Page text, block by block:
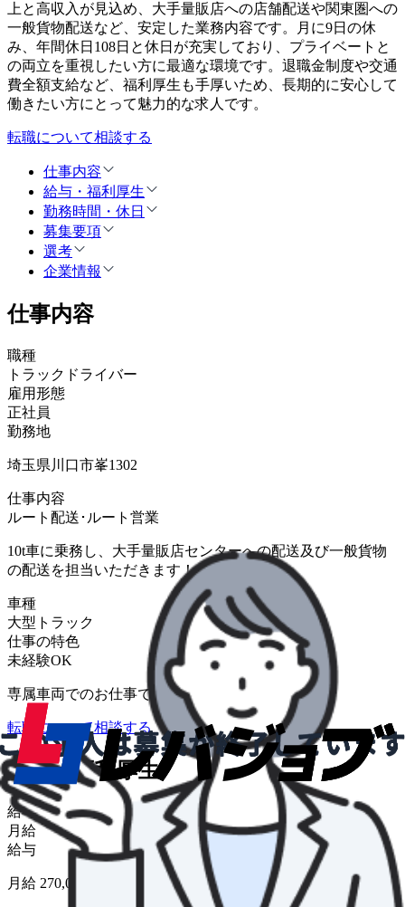
上と高収入が見込め、大手量販店への店舗配送や関東圏への
一般貨物配送など、安定した業務内容です。月に9日の休
み、年間休日108日と休日が充実しており、プライベートと
の両立を重視したい方に最適な環境です。退職金制度や交通
費全額支給など、福利厚生も手厚いため、長期的に安心して
働きたい方にとって魅力的な求人です。
転職について相談する
仕事内容
給与・福利厚生
勤務時間・休日
募集要項
選考
企業情報
仕事内容
職種
トラックドライバー
雇用形態
正社員
勤務地
埼玉県川口市峯1302
仕事内容
ルート配送･ルート営業
10t車に乗務し、大手量販店センターへの配送及び一般貨物
の配送を担当いただきます！
車種
大型トラック
仕事の特色
未経験OK
専属車両でのお仕事です！
転職について相談する
給与・福利厚生
給与形態
月給
給与
月給 270,000円〜